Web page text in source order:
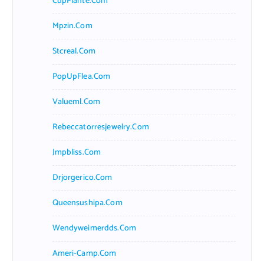
Mpzin.com
Stcreal.com
PopUpFlea.com
Valueml.com
Rebeccatorresjewelry.com
Jmpbliss.com
Drjorgerico.com
Queensushipa.com
Wendyweimerdds.com
Ameri-Camp.com